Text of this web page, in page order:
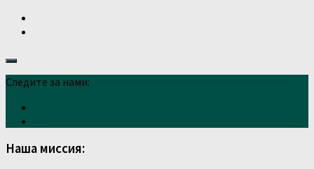
Следите за нами:
Наша миссия: